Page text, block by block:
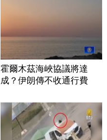
霍爾木茲海峽協議將達
成？伊朗傳不收通行費